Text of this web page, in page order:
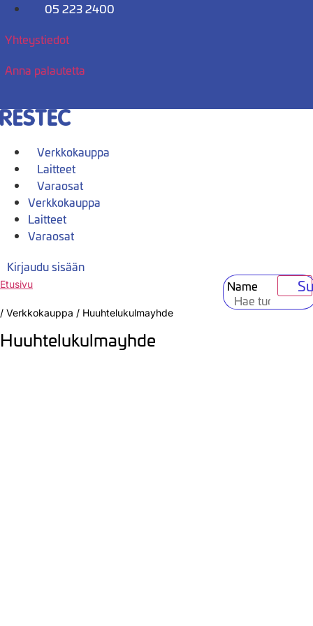
Mene
05 223 2400
Yhteystiedot
Anna palautetta
Verkkokauppa
Laitteet
Varaosat
Verkkokauppa
Laitteet
Varaosat
Kirjaudu sisään
Name
Etusivu
/ Verkkokauppa / Huuhtelukulmayhde
Huuhtelukulmayhde